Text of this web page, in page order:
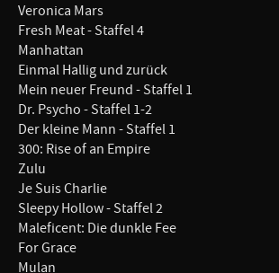
Veronica Mars
Fresh Meat - Staffel 4
Manhattan
Einmal Hallig und zurück
Mein neuer Freund - Staffel 1
Dr. Psycho - Staffel 1-2
Der kleine Mann - Staffel 1
300: Rise of an Empire
Zulu
Je Suis Charlie
Sleepy Hollow - Staffel 2
Maleficent: Die dunkle Fee
For Grace
Mulan